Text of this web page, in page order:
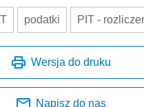
podatki PIT -
Wersja do druku
Napisz do nas